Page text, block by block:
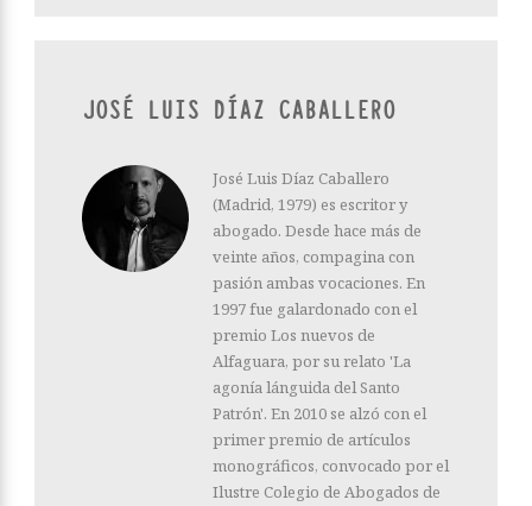
JOSÉ LUIS DÍAZ CABALLERO
José Luis Díaz Caballero
(Madrid, 1979) es escritor y
abogado. Desde hace más de
veinte años, compagina con
pasión ambas vocaciones. En
1997 fue galardonado con el
premio Los nuevos de
Alfaguara, por su relato 'La
agonía lánguida del Santo
Patrón'. En 2010 se alzó con el
primer premio de artículos
monográficos, convocado por el
Ilustre Colegio de Abogados de